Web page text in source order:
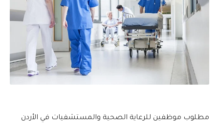
مطلوب موظفين للرعاية الصحية والمستشفيات في الأردن